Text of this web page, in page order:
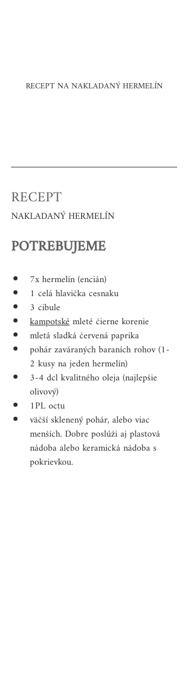
RECEPT NA NAKLADANÝ HERMELÍN
RECEPT
NAKLADANÝ HERMELÍN
POTREBUJEME
7x hermelín (encián)
1 celá hlavička cesnaku
3 cibule
kampotské mleté čierne korenie
mletá sladká červená paprika
pohár zaváraných baraních rohov (1-
2 kusy na jeden hermelín)
3-4 dcl kvalitného oleja (najlepšie
olivový)
1PL octu
väčší sklenený pohár, alebo viac
menších. Dobre poslúži aj plastová
nádoba alebo keramická nádoba s
pokrievkou.